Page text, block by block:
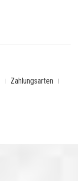
Zahlungsarten